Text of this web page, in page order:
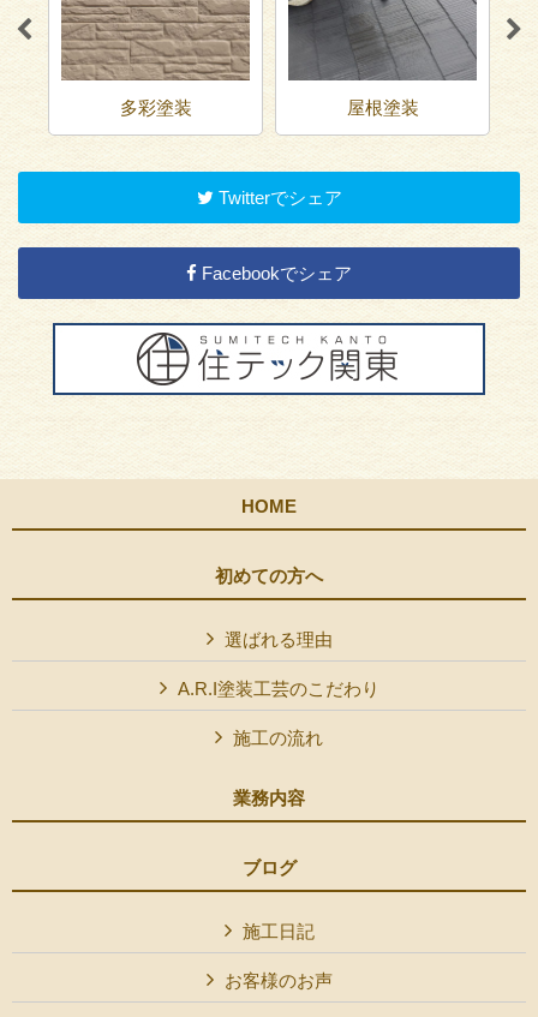
屋根塗装 ベランダ防水
Twitterでシェア
Facebookでシェア
HOME
初めての方へ
選ばれる理由
A.R.I塗装工芸のこだわり
施工の流れ
業務内容
ブログ
施工日記
お客様のお声